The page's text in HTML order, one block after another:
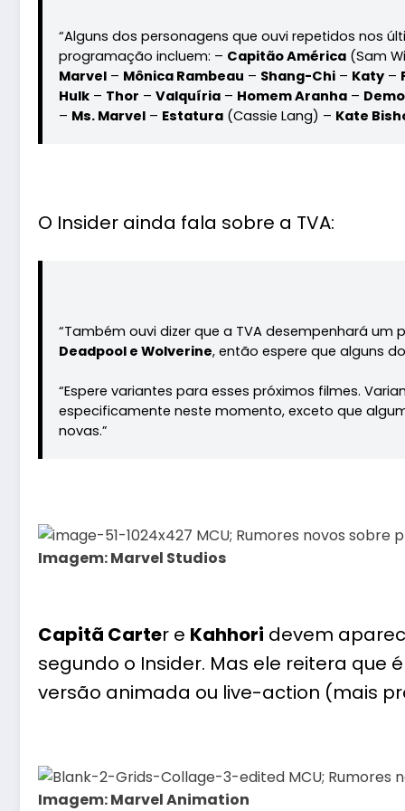
“Alguns dos personagens que ouvi repetidos nos
programação incluem: – Capitão América(Sam
Marvel– Mônica Rambeau – Shang-Chi– Katy–
Hulk– Thor – Valquíria– Homem Aranha–
– Ms. Marvel– Estatura(Cassie Lang) – Kate
O Insider ainda fala sobre a TVA:
“Também ouvi dizer que a TVA desempenhará
Deadpool e Wolverine, então espere que alguns
“Espere variantes para esses próximos filmes.
especificamente neste momento, exceto que
novas.”
Imagem: Marvel Studios
Capitã Carter e Kahhori devem
segundo o Insider. Mas ele reitera que
versão animada ou live-action (mais
Imagem: Marvel Animation